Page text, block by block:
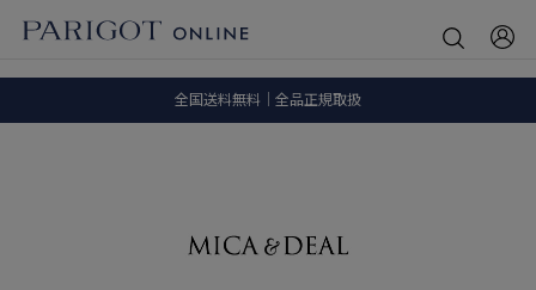
全国送料無料｜全品正規取扱